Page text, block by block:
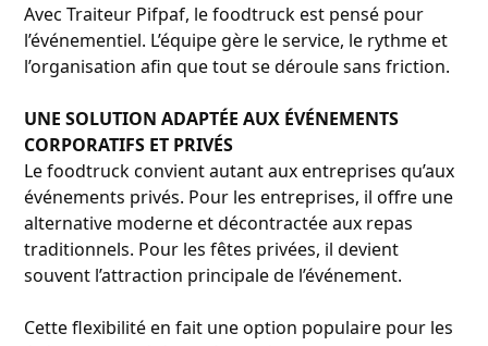
Avec Traiteur Pifpaf, le foodtruck est pensé pour
l’événementiel. L’équipe gère le service, le rythme et
l’organisation afin que tout se déroule sans friction.
UNE SOLUTION ADAPTÉE AUX ÉVÉNEMENTS
CORPORATIFS ET PRIVÉS
Le foodtruck convient autant aux entreprises qu’aux
événements privés. Pour les entreprises, il offre une
alternative moderne et décontractée aux repas
traditionnels. Pour les fêtes privées, il devient
souvent l’attraction principale de l’événement.
Cette flexibilité en fait une option populaire pour les